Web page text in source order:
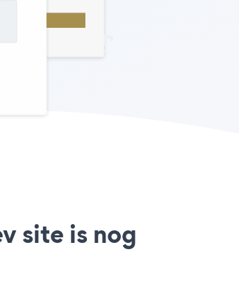
site is nog